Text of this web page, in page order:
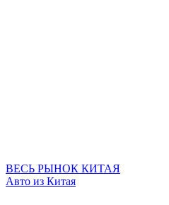
ВЕСЬ РЫНОК КИТАЯ
Авто из Китая